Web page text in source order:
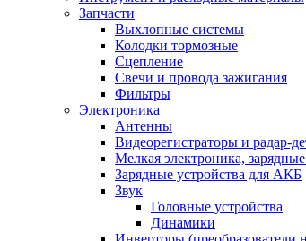
Запчасти
Выхлопные системы
Колодки тормозные
Сцепление
Свечи и провода зажигания
Фильтры
Электроника
Антенны
Видеорегистраторы и радар-
Мелкая электроника,
Зарядные устройства для АКБ
Звук
Головные устройства
Динамики